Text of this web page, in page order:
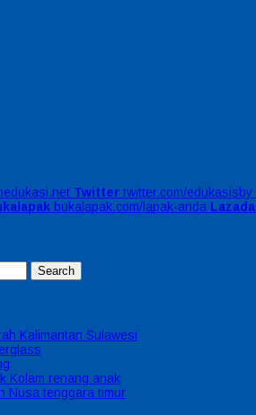
Twitter twitter.com/edukasisby
bukalapak.com/lapak-anda Lazada
Kalimantan Sulawesi
Kolam renang anak
Nusa tenggara timur